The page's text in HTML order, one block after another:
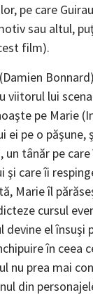
pe care
sau altul,
film).
viitorul lui
pe Marie
pe o păşune,
un tânăr pe
şi care îi
Marie îl
cursul
el însuşi
în ceea
nu prea mai
din